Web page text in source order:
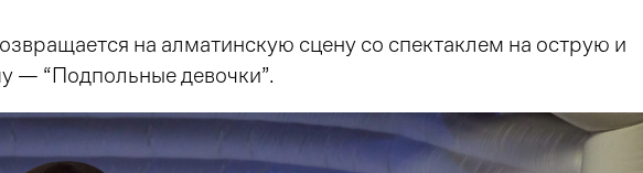
на алматинскую сцену со спектаклем на острую и
— “Подпольные девочки”.